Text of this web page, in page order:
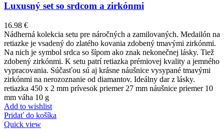
Luxusný set so srdcom a zirkónmi
16.98 €
Nádherná kolekcia setu pre náročných a zamilovaných. Medailón na
retiazke je vsadený do zlatého kovania zdobený tmavými zirkónmi.
Na nich je symbol srdca so šípom ako znak nekonečnej lásky. Tiež
zdobený zirkónmi. K setu patrí retiazka prémiovej kvality a jemného
vypracovania. Súčasťou sú aj krásne náušnice vysypané tmavými
zirkónmi na nerozoznanie od diamantov. Ideálny dar z lásky.
retiazka 450 x 2 mm prívesok priemer 27 mm náušnice priemer 10
mm váha 10 g
Add to wishlist
Pridať do košíka
Quick view